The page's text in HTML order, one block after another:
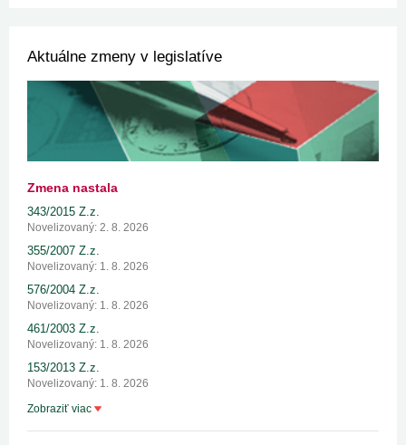
Aktuálne zmeny v legislatíve
Zmena nastala
343/2015 Z.z.
Novelizovaný: 2. 8. 2026
355/2007 Z.z.
Novelizovaný: 1. 8. 2026
576/2004 Z.z.
Novelizovaný: 1. 8. 2026
461/2003 Z.z.
Novelizovaný: 1. 8. 2026
153/2013 Z.z.
Novelizovaný: 1. 8. 2026
Zobraziť viac